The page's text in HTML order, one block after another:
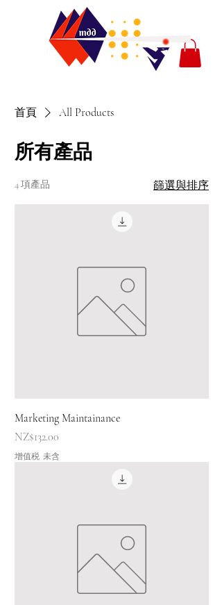
首頁 All Products
所有產品
4 項產品 篩選與排序
Marketing Maintainance
價格
NZ$132.00
增值税 未含